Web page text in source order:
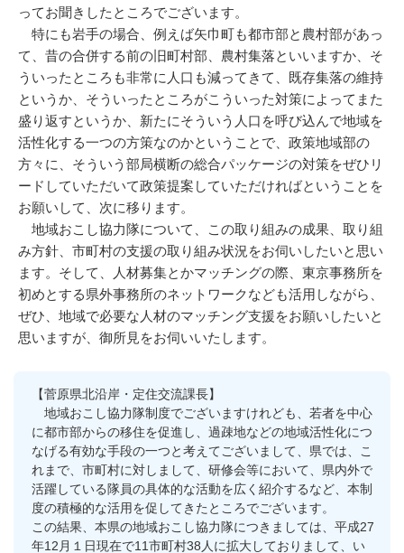
ってお聞きしたところでございます。
特にも岩手の場合、例えば矢巾町も都市部と農村部があっ
て、昔の合併する前の旧町村部、農村集落といいますか、そ
ういったところも非常に人口も減ってきて、既存集落の維持
というか、そういったところがこういった対策によってまた
盛り返すというか、新たにそういう人口を呼び込んで地域を
活性化する一つの方策なのかということで、政策地域部の
方々に、そういう部局横断の総合パッケージの対策をぜひリ
ードしていただいて政策提案していただければということを
お願いして、次に移ります。
地域おこし協力隊について、この取り組みの成果、取り組
み方針、市町村の支援の取り組み状況をお伺いしたいと思い
ます。そして、人材募集とかマッチングの際、東京事務所を
初めとする県外事務所のネットワークなども活用しながら、
ぜひ、地域で必要な人材のマッチング支援をお願いしたいと
思いますが、御所見をお伺いいたします。
【菅原県北沿岸・定住交流課長】
地域おこし協力隊制度でございますけれども、若者を中心
に都市部からの移住を促進し、過疎地などの地域活性化につ
なげる有効な手段の一つと考えてございまして、県では、こ
れまで、市町村に対しまして、研修会等において、県内外で
活躍している隊員の具体的な活動を広く紹介するなど、本制
度の積極的な活用を促してきたところでございます。
この結果、本県の地域おこし協力隊につきましては、平成27
年12月１日現在で11市町村38人に拡大しておりまして、い